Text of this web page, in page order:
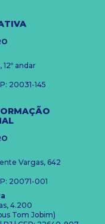
12º andar
20031-145
Vargas, 642
20071-001
4.200
Tom Jobim)